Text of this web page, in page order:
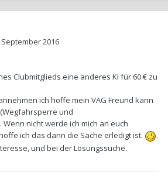
September 2016
Clubmitglieds eine anderes KI für 60 € zu
ich hoffe mein VAG Freund kann
und
nicht werde ich mich an euch
ich das dann die Sache erledigt ist.
.
und bei der Lösungssuche.